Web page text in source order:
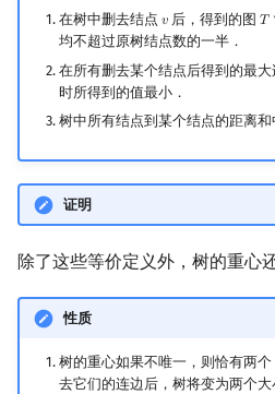
在树中删去结点 𝑣
v后，得到的图 𝑇
T∖
均不超过原树结点数的一半．
在所有删去某个结点后得到的最
时所得到的值最小．
树中所有结点到某个结点的距离和
证明
除了这些等价定义外，树的重心
性质
树的重心如果不唯一，则恰有两
去它们的连边后，树将变为两个大